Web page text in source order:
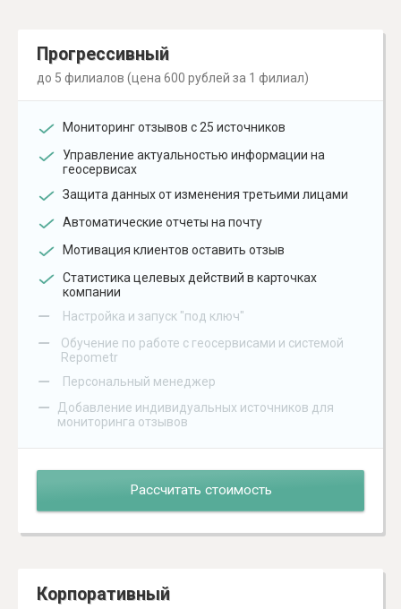
Прогрессивный
до 5 филиалов (цена 600 рублей за 1 филиал)
Мониторинг отзывов с 25 источников
Управление актуальностью информации на
геосервисах
Защита данных от изменения третьими лицами
Автоматические отчеты на почту
Мотивация клиентов оставить отзыв
Статистика целевых действий в карточках
компании
– Настройка и запуск "под ключ"
–
Обучение по работе с геосервисами и системой
Repometr
– Персональный менеджер
–
Добавление индивидуальных источников для
мониторинга отзывов
Рассчитать стоимость
Корпоративный